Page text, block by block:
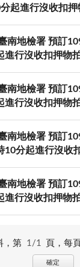
起進行沒收扣押
南地檢署 預訂
進行沒收扣押物拍
南地檢署 預訂
進行沒收扣押物拍
南地檢署 預訂
10分起進行沒收
南地檢署 預訂
進行沒收扣押物拍
，第 1/1 頁，每
確定